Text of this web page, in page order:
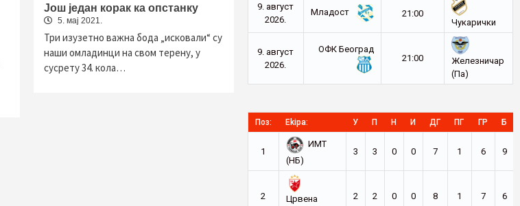
Још један корак ка опстанку
5. мај 2021.
Три изузетно важна бода „исковали“ су
наши омладинци на свом терену, у
сусрету 34. кола…
9. август
2026.
Младост
21:00
Чукарички
9. август
2026.
ОФК Београд
21:00
Железничар
(Па)
Поз: Ekipa: У П Н И ДГ ПГ ГР Б
1
ИМТ
(НБ)
3 3 0 0 7 1 6 9
2
Црвена
2 2 0 0 8 1 7 6